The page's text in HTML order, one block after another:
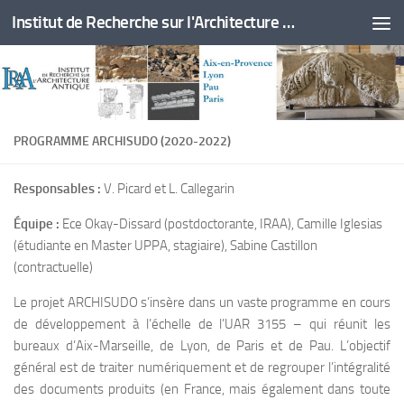
Skip to content Institut de Recherche sur l'Architecture Antique
PROGRAMME ARCHISUDO (2020-2022)
Responsables : V. Picard et L. Callegarin
Équipe : Ece Okay-Dissard (postdoctorante, IRAA), Camille Iglesias
(étudiante en Master UPPA, stagiaire), Sabine Castillon
(contractuelle)
Le projet ARCHISUDO s’insère dans un vaste programme en cours
de développement à l’échelle de l’UAR 3155 – qui réunit les
bureaux d’Aix-Marseille, de Lyon, de Paris et de Pau. L’objectif
général est de traiter numériquement et de regrouper l’intégralité
des documents produits (en France, mais également dans toute